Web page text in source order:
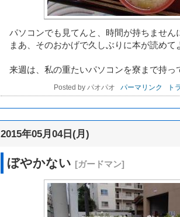
パソコンでも見てんと、時間が持ちません
まあ、そのおかげで久しぶりに本が読めて
来週は、私の重たいパソコンを寮まで持っ
Posted by パオパオ パーマリンク ト
2015年05月04日(月)
ぼやかない [ガードマン]